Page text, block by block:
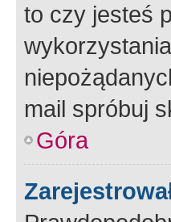
to czy jesteś
mail spróbuj
Góra